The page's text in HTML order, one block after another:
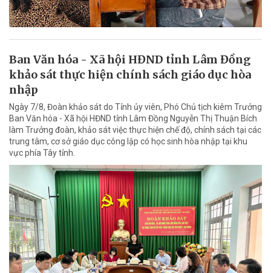
Ban Văn hóa - Xã hội HĐND tỉnh Lâm Đồng
khảo sát thực hiện chính sách giáo dục hòa
nhập
Ngày 7/8, Đoàn khảo sát do Tỉnh ủy viên, Phó Chủ tịch kiêm Trưởng
Ban Văn hóa - Xã hội HĐND tỉnh Lâm Đồng Nguyễn Thị Thuận Bích
làm Trưởng đoàn, khảo sát việc thực hiện chế độ, chính sách tại các
trung tâm, cơ sở giáo dục công lập có học sinh hòa nhập tại khu
vực phía Tây tỉnh.